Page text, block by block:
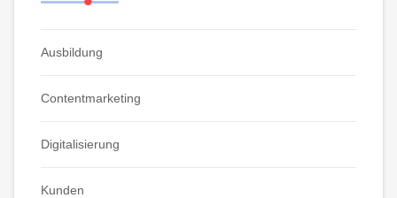
Ausbildung
Contentmarketing
Digitalisierung
Kunden